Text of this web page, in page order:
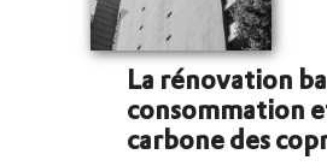
La rénovation
consommation
carbone des